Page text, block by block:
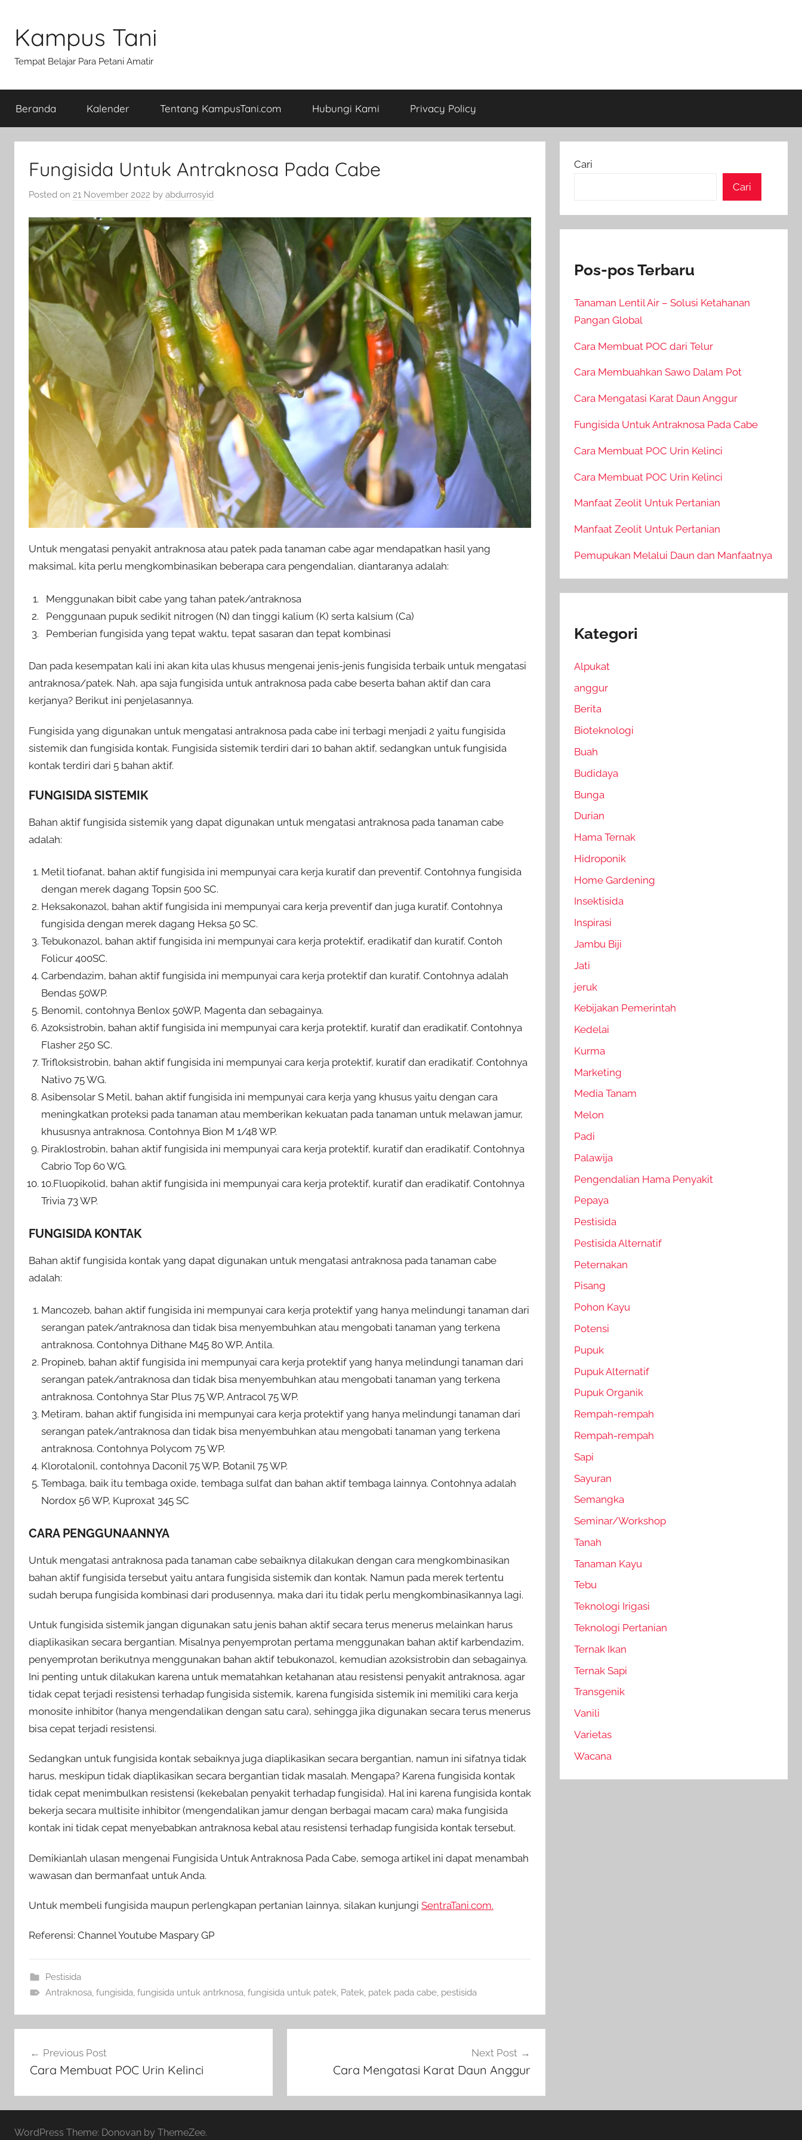
content
Kampus Tani
Tempat Belajar Para Petani Amatir
Beranda Kalender Tentang KampusTani.com Hubungi Kami Privacy Policy
Fungisida Untuk Antraknosa Pada Cabe
Posted on 21 November 2022 by abdurrosyid
Untuk mengatasi penyakit antraknosa atau patek pada tanaman cabe agar mendapatkan hasil yang
maksimal, kita perlu mengkombinasikan beberapa cara pengendalian, diantaranya adalah:
Menggunakan bibit cabe yang tahan patek/antraknosa
Penggunaan pupuk sedikit nitrogen (N) dan tinggi kalium (K) serta kalsium (Ca)
Pemberian fungisida yang tepat waktu, tepat sasaran dan tepat kombinasi
Dan pada kesempatan kali ini akan kita ulas khusus mengenai jenis-jenis fungisida terbaik untuk mengatasi
antraknosa/patek. Nah, apa saja fungisida untuk antraknosa pada cabe beserta bahan aktif dan cara
kerjanya? Berikut ini penjelasannya.
Fungisida yang digunakan untuk mengatasi antraknosa pada cabe ini terbagi menjadi 2 yaitu fungisida
sistemik dan fungisida kontak. Fungisida sistemik terdiri dari 10 bahan aktif, sedangkan untuk fungisida
kontak terdiri dari 5 bahan aktif.
FUNGISIDA SISTEMIK
Bahan aktif fungisida sistemik yang dapat digunakan untuk mengatasi antraknosa pada tanaman cabe
adalah:
Metil tiofanat, bahan aktif fungisida ini mempunyai cara kerja kuratif dan preventif. Contohnya fungisida
dengan merek dagang Topsin 500 SC.
Heksakonazol, bahan aktif fungisida ini mempunyai cara kerja preventif dan juga kuratif. Contohnya
fungisida dengan merek dagang Heksa 50 SC.
Tebukonazol, bahan aktif fungisida ini mempunyai cara kerja protektif, eradikatif dan kuratif. Contoh
Folicur 400SC.
Carbendazim, bahan aktif fungisida ini mempunyai cara kerja protektif dan kuratif. Contohnya adalah
Bendas 50WP.
Benomil, contohnya Benlox 50WP, Magenta dan sebagainya.
Azoksistrobin, bahan aktif fungisida ini mempunyai cara kerja protektif, kuratif dan eradikatif. Contohnya
Flasher 250 SC.
Trifloksistrobin, bahan aktif fungisida ini mempunyai cara kerja protektif, kuratif dan eradikatif. Contohnya
Nativo 75 WG.
Asibensolar S Metil, bahan aktif fungisida ini mempunyai cara kerja yang khusus yaitu dengan cara
meningkatkan proteksi pada tanaman atau memberikan kekuatan pada tanaman untuk melawan jamur,
khususnya antraknosa. Contohnya Bion M 1/48 WP.
Piraklostrobin, bahan aktif fungisida ini mempunyai cara kerja protektif, kuratif dan eradikatif. Contohnya
Cabrio Top 60 WG.
10.Fluopikolid, bahan aktif fungisida ini mempunyai cara kerja protektif, kuratif dan eradikatif. Contohnya
Trivia 73 WP.
FUNGISIDA KONTAK
Bahan aktif fungisida kontak yang dapat digunakan untuk mengatasi antraknosa pada tanaman cabe
adalah:
Mancozeb, bahan aktif fungisida ini mempunyai cara kerja protektif yang hanya melindungi tanaman dari
serangan patek/antraknosa dan tidak bisa menyembuhkan atau mengobati tanaman yang terkena
antraknosa. Contohnya Dithane M45 80 WP, Antila.
Propineb, bahan aktif fungisida ini mempunyai cara kerja protektif yang hanya melindungi tanaman dari
serangan patek/antraknosa dan tidak bisa menyembuhkan atau mengobati tanaman yang terkena
antraknosa. Contohnya Star Plus 75 WP, Antracol 75 WP.
Metiram, bahan aktif fungisida ini mempunyai cara kerja protektif yang hanya melindungi tanaman dari
serangan patek/antraknosa dan tidak bisa menyembuhkan atau mengobati tanaman yang terkena
antraknosa. Contohnya Polycom 75 WP.
Klorotalonil, contohnya Daconil 75 WP, Botanil 75 WP.
Tembaga, baik itu tembaga oxide, tembaga sulfat dan bahan aktif tembaga lainnya. Contohnya adalah
Nordox 56 WP, Kuproxat 345 SC
CARA PENGGUNAANNYA
Untuk mengatasi antraknosa pada tanaman cabe sebaiknya dilakukan dengan cara mengkombinasikan
bahan aktif fungisida tersebut yaitu antara fungisida sistemik dan kontak. Namun pada merek tertentu
sudah berupa fungisida kombinasi dari produsennya, maka dari itu tidak perlu mengkombinasikannya lagi.
Untuk fungisida sistemik jangan digunakan satu jenis bahan aktif secara terus menerus melainkan harus
diaplikasikan secara bergantian. Misalnya penyemprotan pertama menggunakan bahan aktif karbendazim,
penyemprotan berikutnya menggunakan bahan aktif tebukonazol, kemudian azoksistrobin dan sebagainya.
Ini penting untuk dilakukan karena untuk mematahkan ketahanan atau resistensi penyakit antraknosa, agar
tidak cepat terjadi resistensi terhadap fungisida sistemik, karena fungisida sistemik ini memiliki cara kerja
monosite inhibitor (hanya mengendalikan dengan satu cara), sehingga jika digunakan secara terus menerus
bisa cepat terjadi resistensi.
Sedangkan untuk fungisida kontak sebaiknya juga diaplikasikan secara bergantian, namun ini sifatnya tidak
harus, meskipun tidak diaplikasikan secara bergantian tidak masalah. Mengapa? Karena fungisida kontak
tidak cepat menimbulkan resistensi (kekebalan penyakit terhadap fungisida). Hal ini karena fungisida kontak
bekerja secara multisite inhibitor (mengendalikan jamur dengan berbagai macam cara) maka fungisida
kontak ini tidak cepat menyebabkan antraknosa kebal atau resistensi terhadap fungisida kontak tersebut.
Demikianlah ulasan mengenai Fungisida Untuk Antraknosa Pada Cabe, semoga artikel ini dapat menambah
wawasan dan bermanfaat untuk Anda.
Untuk membeli fungisida maupun perlengkapan pertanian lainnya, silakan kunjungi SentraTani.com.
Referensi: Channel Youtube Maspary GP
Pestisida
Antraknosa, fungisida, fungisida untuk antrknosa, fungisida untuk patek, Patek, patek pada cabe, pestisida
pos Previous Post
Cara Membuat POC Urin Kelinci
Next Post
Cara Mengatasi Karat Daun Anggur
Cari
Cari
Pos-pos Terbaru
Tanaman Lentil Air – Solusi Ketahanan
Pangan Global
Cara Membuat POC dari Telur
Cara Membuahkan Sawo Dalam Pot
Cara Mengatasi Karat Daun Anggur
Fungisida Untuk Antraknosa Pada Cabe
Cara Membuat POC Urin Kelinci
Cara Membuat POC Urin Kelinci
Manfaat Zeolit Untuk Pertanian
Manfaat Zeolit Untuk Pertanian
Pemupukan Melalui Daun dan Manfaatnya
Kategori
Alpukat
anggur
Berita
Bioteknologi
Buah
Budidaya
Bunga
Durian
Hama Ternak
Hidroponik
Home Gardening
Insektisida
Inspirasi
Jambu Biji
Jati
jeruk
Kebijakan Pemerintah
Kedelai
Kurma
Marketing
Media Tanam
Melon
Padi
Palawija
Pengendalian Hama Penyakit
Pepaya
Pestisida
Pestisida Alternatif
Peternakan
Pisang
Pohon Kayu
Potensi
Pupuk
Pupuk Alternatif
Pupuk Organik
Rempah-rempah
Rempah-rempah
Sapi
Sayuran
Semangka
Seminar/Workshop
Tanah
Tanaman Kayu
Tebu
Teknologi Irigasi
Teknologi Pertanian
Ternak Ikan
Ternak Sapi
Transgenik
Vanili
Varietas
Wacana
WordPress Theme: Donovan by ThemeZee.